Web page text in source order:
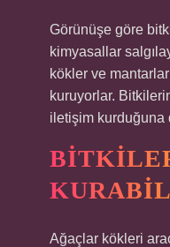
Görünüşe göre
kimyasallar
kökler ve mantarlar
kuruyorlar.
iletişim kurduğuna
Ağaçlar kökleri